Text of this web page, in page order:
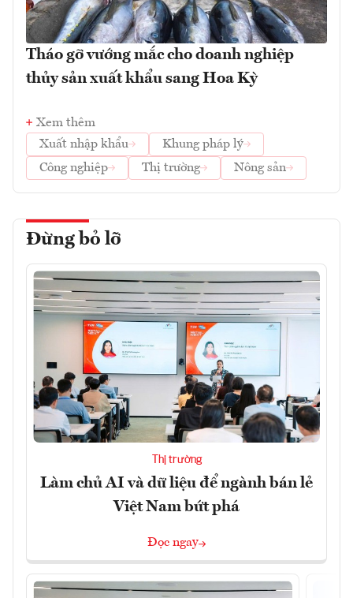
Tháo gỡ vướng mắc cho doanh nghiệp
thủy sản xuất khẩu sang Hoa Kỳ
Xem thêm
Xuất nhập khẩu
Khung pháp lý
Công nghiệp
Thị trường Nông sản
Đừng bỏ lỡ
Thị trường
Làm chủ AI và dữ liệu để ngành bán lẻ
Việt Nam bứt phá
Đọc ngay